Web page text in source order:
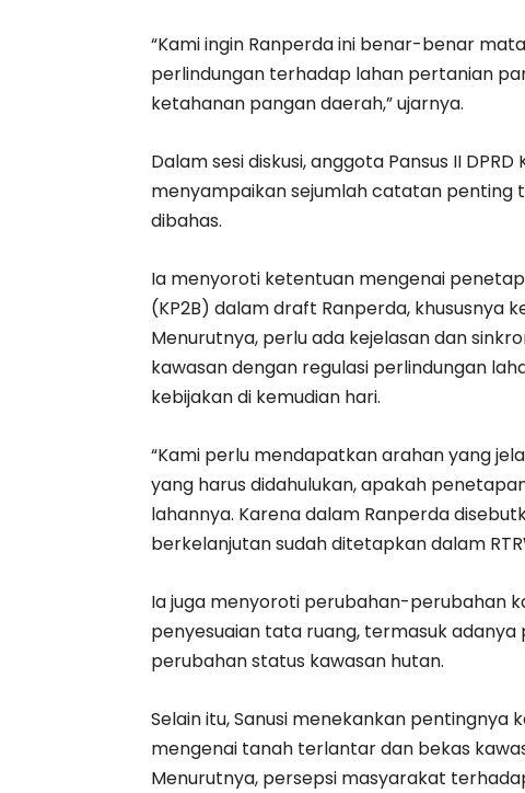
“Kami ingin Ranperda ini benar-benar
perlindungan terhadap lahan pertanian
ketahanan pangan daerah,” ujarnya.
Dalam sesi diskusi, anggota Pansus II DPRD
menyampaikan sejumlah catatan penting
dibahas.
Ia menyoroti ketentuan mengenai
(KP2B) dalam draft Ranperda, khususnya
Menurutnya, perlu ada kejelasan dan
kawasan dengan regulasi perlindungan
kebijakan di kemudian hari.
“Kami perlu mendapatkan arahan yang
yang harus didahulukan, apakah
lahannya. Karena dalam Ranperda
berkelanjutan sudah ditetapkan dalam
Ia juga menyoroti perubahan-perubahan
penyesuaian tata ruang, termasuk
perubahan status kawasan hutan.
Selain itu, Sanusi menekankan
mengenai tanah terlantar dan bekas
Menurutnya, persepsi masyarakat